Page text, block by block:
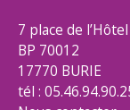
7 place de
BP 70012
17770 BURIE
tél :